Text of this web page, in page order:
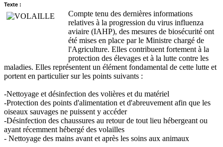
Texte :
Compte tenu des dernières informations
relatives à la progression du virus influenza
aviaire (IAHP), des mesures de biosécurité ont
été mises en place par le Ministre chargé de
l'Agriculture. Elles contribuent fortement à la
protection des élevages et à la lutte contre les
maladies. Elles représentent un élément fondamental de cette lutte et
portent en particulier sur les points suivants :
-Nettoyage et désinfection des volières et du matériel
-Protection des points d'alimentation et d'abreuvement afin que les
oiseaux sauvages ne puissent y accéder
-Désinfection des chaussures au retour de tout lieu hébergeant ou
ayant récemment hébergé des volailles
- Nettoyage des mains avant et après les soins aux animaux